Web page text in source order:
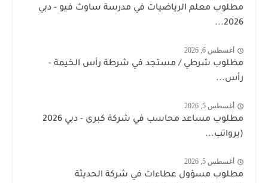
مطلوب معلم الرياضيات في مدرسة ساوث فيو - دبي
2026...
أغسطس 6, 2026
مطلوب شرطي / مستجد في شرطة رأس الخيمة -
رأس...
أغسطس 5, 2026
مطلوب مساعد محاسب في شركة كبرى - دبي 2026
(برواتب...
أغسطس 5, 2026
مطلوب مسؤول عطاءات في شركة الحديثة